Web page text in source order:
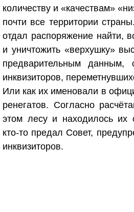
количеству и «качествам»
почти все территории
отдал распоряжение найти,
и уничтожить «верхушку»
предварительным данным,
инквизиторов,
Или как их именовали в
ренегатов. Согласно
этом лесу и находилось их
кто-то предал Совет,
инквизиторов.